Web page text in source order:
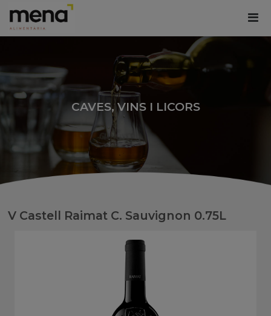
CAVES, VINS I LICORS
V Castell Raimat C. Sauvignon 0.75L